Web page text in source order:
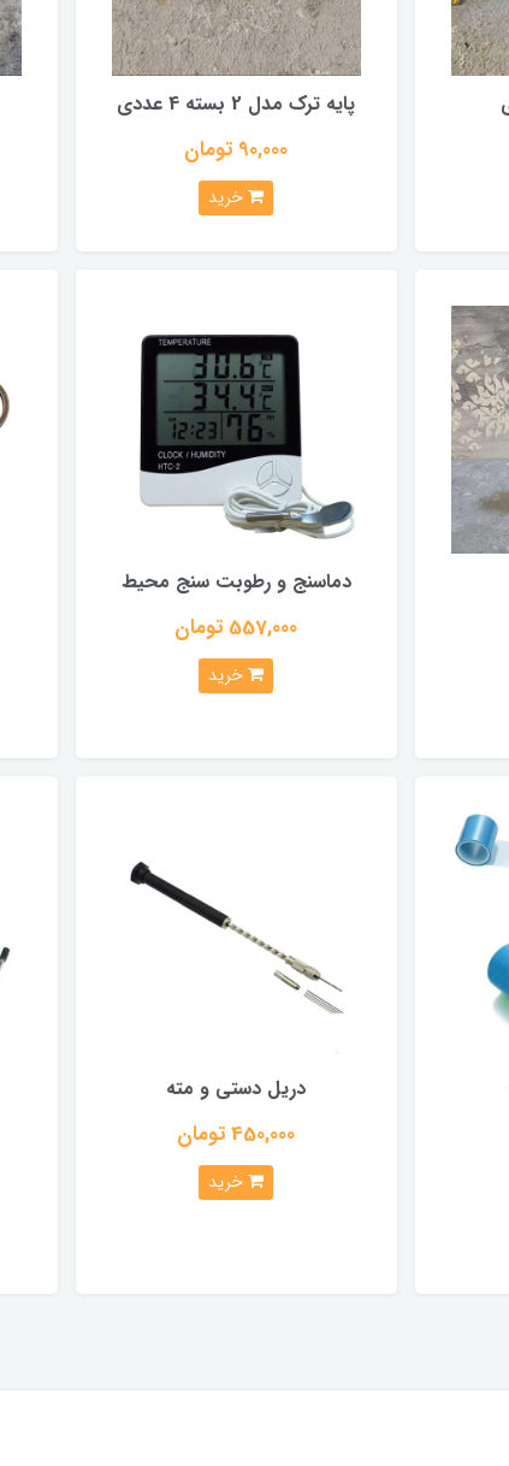
پایه ترک مدل 2 بسته 4 عددی
90,000 تومان
خرید
دماسنج و رطوبت سنج محیط
557,000 تومان
خرید
دریل دستی و مته
450,000 تومان
خرید